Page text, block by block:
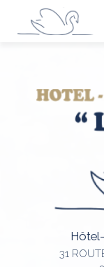
contenu
31